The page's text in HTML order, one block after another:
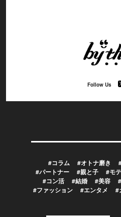
Follow Us
#コラム #オトナ磨き
#パートナー
#親と子 #モテ
#コン活
#結婚 #美容
#ファッション
#エンタメ #